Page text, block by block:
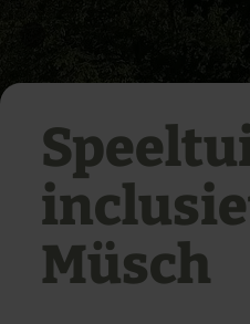
Müsch